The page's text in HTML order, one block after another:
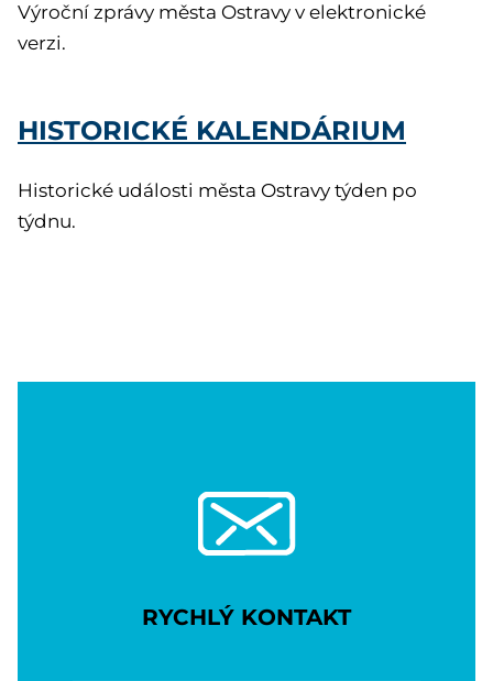
Výroční zprávy města Ostravy v elektronické
verzi.
HISTORICKÉ KALENDÁRIUM
Historické události města Ostravy týden po
týdnu.
RYCHLÝ KONTAKT